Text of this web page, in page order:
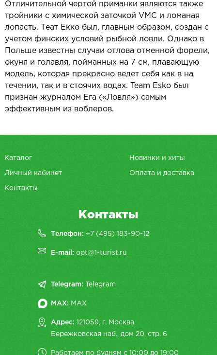
Отличительной чертой приманки являются также
тройники с химической заточкой VМС и ломаная
лопасть. Теат Екко был, главным образом, создан с
учетом финских условий рыбной ловли. Однако в
Польше известны случаи отлова отменной форели,
окуня и голавля, пойманных на 7 см, плавающую
модель, которая прекрасно ведет себя как в на
течении, так и в стоячих водах. Team Esko был
признан журналом Ега («Ловля») самым
эффективным из воблеров.
Каталог Новинки и хиты
Личный кабинет Оплата и доставка
Контакты
Контакты
Телефон: +7 (495) 183-90-12
E-mail:opt@1-turist.ru
Telegram: Telegram
MAX: MAX
Адрес: 121059, г. Москва,
Бережковская наб., дом 20, cтр. 6
Работаем по будням с 10:00 до 19:00